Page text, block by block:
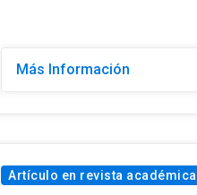
Más Información
Artículo en revista académica